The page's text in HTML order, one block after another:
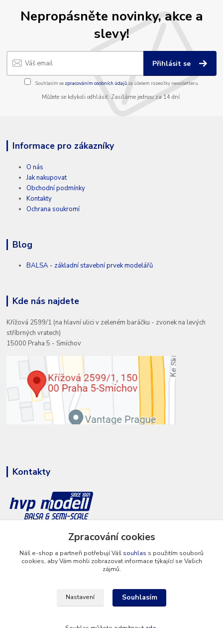
Nepropásněte novinky, akce a
slevy!
Přihlásit se
Souhlasím se zpracováním osobních údajůza účelem rozesílky newsletteru.
Můžete se kdykoli odhlásit. Zasíláme jednou za 14 dní.
Informace pro zákazníky
O nás
Jak nakupovat
Obchodní podmínky
Kontakty
Ochrana soukromí
Blog
BALSA - základní stavební prvek modelářů
Kde nás najdete
Křížová 2599/1 (na hlavní ulici v zeleném baráčku - zvonek na levých
stříbrných vratech)
15000 Praha 5 - Smíchov
Kontakty
+420 777 286 674
info@hvp-modell.cz
Zpracování cookies
Náš e-shop a partneři potřebují Váš souhlas s použitím souborů
cookies, aby Vám mohli zobrazovat informace týkající se Vašich
zájmů.
Nastavení Souhlasím